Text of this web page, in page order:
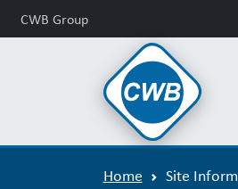
CWB Group
Home Site